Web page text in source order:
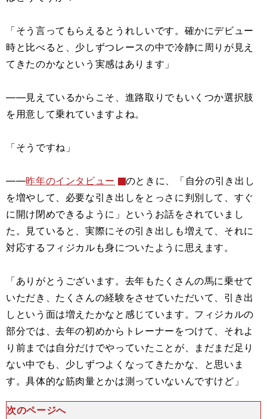
「そう言ってもらえるとうれしいです。確かにデビュー
時と比べると、少しずつレースの中で冷静に周りが見え
てきたのかなという実感はあります」
――見えているからこそ、進路取りでもいくつか選択肢
を用意して乗れていますよね。
「そうですね」
――昨年のインタビュー
のときに、「自分の引き出し
を増やして、必要な引き出しをとっさに判別して、すぐ
に開け閉めできるように」というお話をされていまし
た。見ていると、実際にその引き出しも増えて、それに
対応するフィジカルも身についたように思えます。
「ありがとうございます。去年もたくさんの馬に乗せて
いただき、たくさんの経験をさせていただいて、引き出
しという面は増えたかなと感じています。フィジカルの
部分では、去年の初めからトレーナーをつけて、それよ
り前までは自分だけでやっていたことが、まだまだ足り
ない中でも、少しずつよくなってきたかな、と思いま
す。具体的な筋肉量とかは測っていないんですけど」
次のページへ